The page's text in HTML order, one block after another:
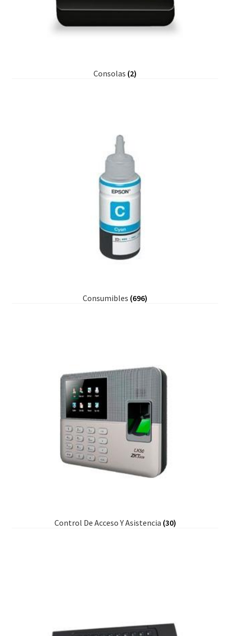
Consolas (2)
Consumibles (696)
Control De Acceso Y Asistencia (30)